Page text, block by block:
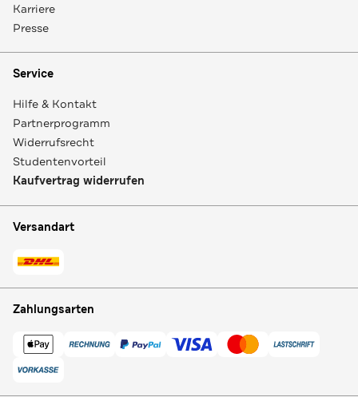
Karriere
Presse
Service
Hilfe & Kontakt
Partnerprogramm
Widerrufsrecht
Studentenvorteil
Kaufvertrag widerrufen
Versandart
Zahlungsarten